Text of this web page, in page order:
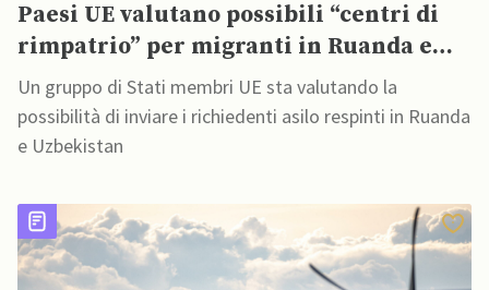
Paesi UE valutano possibili “centri di
rimpatrio” per migranti in Ruanda e
Uzbekistan
Un gruppo di Stati membri UE sta valutando la
possibilità di inviare i richiedenti asilo respinti in Ruanda
e Uzbekistan